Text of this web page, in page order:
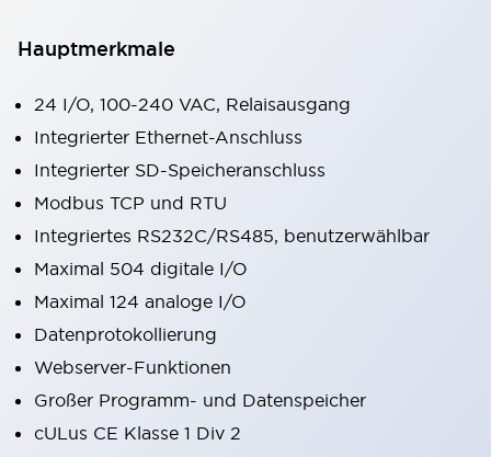
Hauptmerkmale
24 I/O, 100-240 VAC, Relaisausgang
Integrierter Ethernet-Anschluss
Integrierter SD-Speicheranschluss
Modbus TCP und RTU
Integriertes RS232C/RS485, benutzerwählbar
Maximal 504 digitale I/O
Maximal 124 analoge I/O
Datenprotokollierung
Webserver-Funktionen
Großer Programm- und Datenspeicher
cULus CE Klasse 1 Div 2